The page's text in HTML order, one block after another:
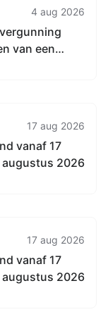
4 aug 2026
van een
17 aug 2026
vanaf 17
2026
17 aug 2026
vanaf 17
2026